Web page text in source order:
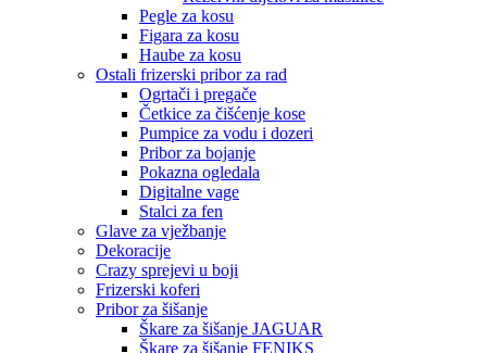
Pegle za kosu
Figara za kosu
Haube za kosu
Ostali frizerski pribor za rad
Ogrtači i pregače
Četkice za čišćenje kose
Pumpice za vodu i dozeri
Pribor za bojanje
Pokazna ogledala
Digitalne vage
Stalci za fen
Glave za vježbanje
Dekoracije
Crazy sprejevi u boji
Frizerski koferi
Pribor za šišanje
Škare za šišanje JAGUAR
Škare za šišanje FENIKS